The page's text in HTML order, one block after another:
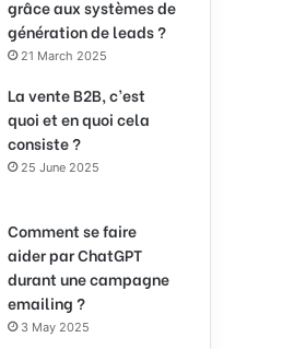
grâce aux systèmes de
génération de leads ?
21 March 2025
La vente B2B, c’est
quoi et en quoi cela
consiste ?
25 June 2025
Comment se faire
aider par ChatGPT
durant une campagne
emailing ?
3 May 2025